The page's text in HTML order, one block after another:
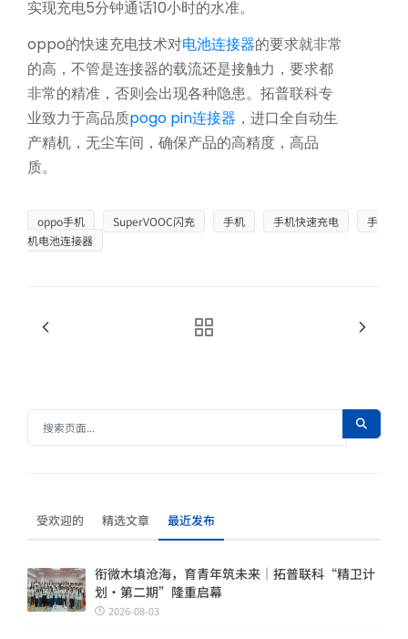
芯片测试高频方案
极致耐久下的高频测试，确保探针接触稳定，护航芯片良率
实现充电5分钟通话10小时的水准。
oppo的快速充电技术对电池连接器的要求就非常
的高，不管是连接器的载流还是接触力，要求都
非常的精准，否则会出现各种隐患。拓普联科专
业致力于高品质pogo pin连接器 ，进口全自动生
产精机，无尘车间，确保产品的高精度，高品
质。
oppo手机 SuperVOOC闪充 手机 手机快速充电
手
机电池连接器
受欢迎的 精选文章 最近发布
衔微木填沧海，育青年筑未来｜拓普联科“精卫计
划・第二期”隆重启幕
2026-08-03